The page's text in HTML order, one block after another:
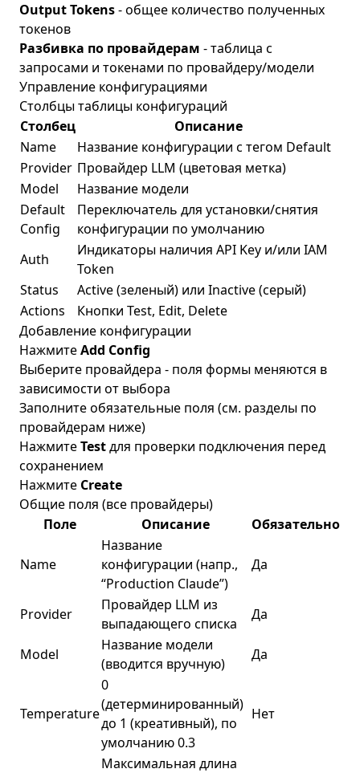
Output Tokens- общее количество полученных
токенов
Разбивка по провайдерам - таблица с
запросами и токенами по провайдеру/модели
Управление конфигурациями
Столбцы таблицы конфигураций
Столбец
Описание
Name
Название конфигурации с тегом Default
Provider Провайдер LLM (цветовая метка)
Model
Название модели
Default
Config
Переключатель для установки/снятия
конфигурации по умолчанию
Auth
Индикаторы наличия API Key и/или IAM
Token
Status
Active (зеленый) или Inactive (серый)
Actions
Кнопки Test, Edit, Delete
Добавление конфигурации
НажмитеAdd Config
Выберите провайдера - поля формы меняются в
зависимости от выбора
Заполните обязательные поля (см. разделы по
провайдерам ниже)
НажмитеTestдля проверки подключения перед
сохранением
Нажмите Create
Общие поля (все провайдеры)
Поле
Описание Обязательно
Name
Название
конфигурации (напр.,
“Production Claude”)
Да
Provider
Провайдер LLM из
выпадающего списка
Да
Model
Название модели
(вводится вручную)
Да
Temperature
0
(детерминированный)
до 1 (креативный), по
умолчанию 0.3
Нет
Максимальная длина